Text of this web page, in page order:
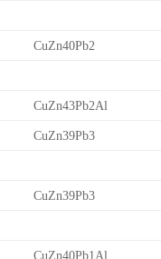
CuZn40Pb2
CuZn43Pb2Al
CuZn39Pb3
CuZn39Pb3
CuZn40Pb1Al